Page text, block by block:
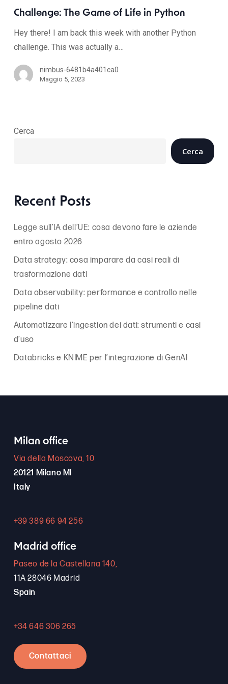
Challenge: The Game of Life in Python
Hey there! I am back this week with another Python
challenge. This was actually a…
nimbus-6481b4a401ca0
Maggio 5, 2023
Cerca
Cerca
Recent Posts
Legge sull’IA dell’UE: cosa devono fare le aziende
entro agosto 2026
Data strategy: cosa imparare da casi reali di
trasformazione dati
Data observability: performance e controllo nelle
pipeline dati
Automatizzare l’ingestion dei dati: strumenti e casi
d’uso
Databricks e KNIME per l’integrazione di GenAI
Milan office
Via della Moscova, 10
20121 Milano MI
Italy
+39 389 66 94 256
Madrid office
Paseo de la Castellana 140,
11A 28046 Madrid
Spain
+34 646 306 265
Contattaci